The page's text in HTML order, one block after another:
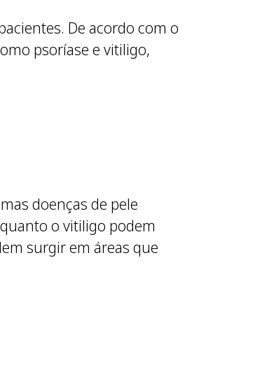
De acordo com o
psoríase e vitiligo,
doenças de pele
o vitiligo podem
surgir em áreas que